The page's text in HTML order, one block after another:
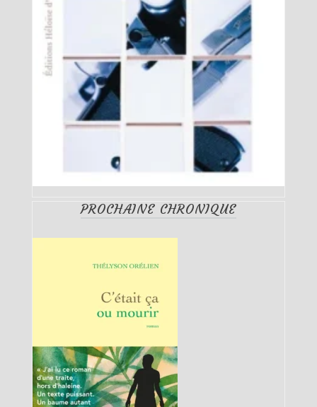
PROCHAINE CHRONIQUE